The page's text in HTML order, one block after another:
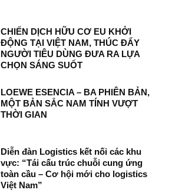
CHIẾN DỊCH HỮU CƠ EU KHỞI
ĐỘNG TẠI VIỆT NAM, THÚC ĐẨY
NGƯỜI TIÊU DÙNG ĐƯA RA LỰA
CHỌN SÁNG SUỐT
LOEWE ESENCIA – BA PHIÊN BẢN,
MỘT BẢN SẮC NAM TÍNH VƯỢT
THỜI GIAN
Diễn đàn Logistics kết nối các khu
vực: “Tái cấu trúc chuỗi cung ứng
toàn cầu – Cơ hội mới cho logistics
Việt Nam”